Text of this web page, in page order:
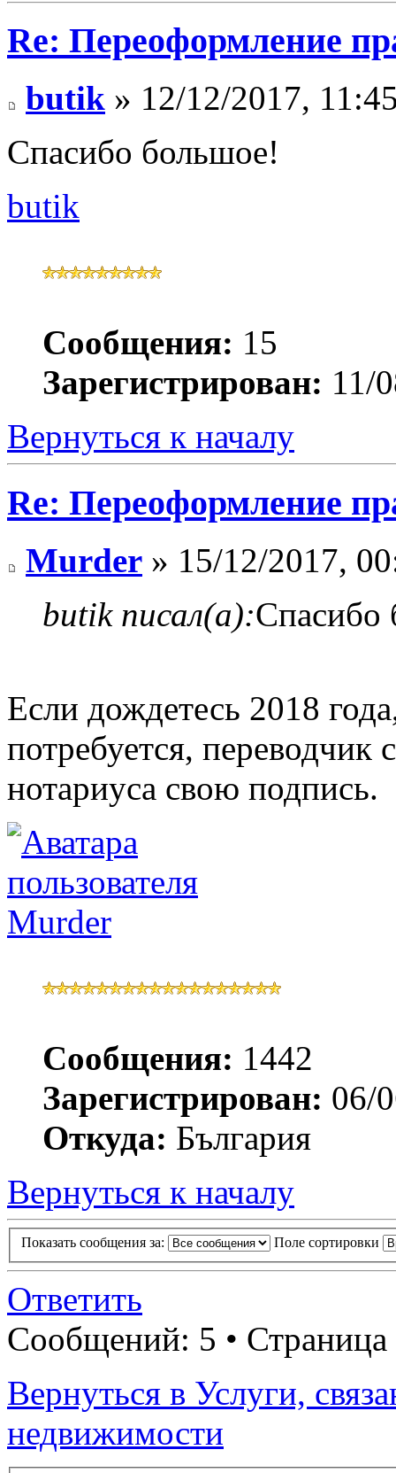
Re: Переоформление
butik » 12/12/2017,
Спасибо большое!
butik
Сообщения: 15
Зарегистрирован: 11/
Вернуться к началу
Re: Переоформление
Murder » 15/12/2017,
butik писал(а):Спасибо
Если дождетесь 2018
потребуется, переводчик
нотариуса свою подпись.
Murder
Сообщения: 1442
Зарегистрирован: 06/
Откуда: България
Вернуться к началу
Показать сообщения за: Поле сортировки
Ответить
Сообщений: 5 • Страница
Вернуться в Услуги,
недвижимости